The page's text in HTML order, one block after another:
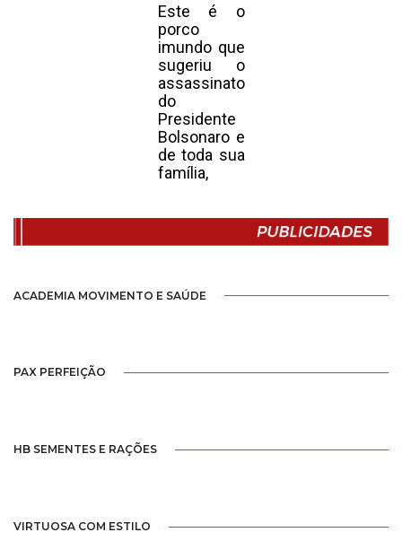
Este é o
porco
imundo que
sugeriu o
assassinato
do
Presidente
Bolsonaro e
de toda sua
família,
ACADEMIA MOVIMENTO E SAÚDE
PAX PERFEIÇÃO
HB SEMENTES E RAÇÕES
VIRTUOSA COM ESTILO